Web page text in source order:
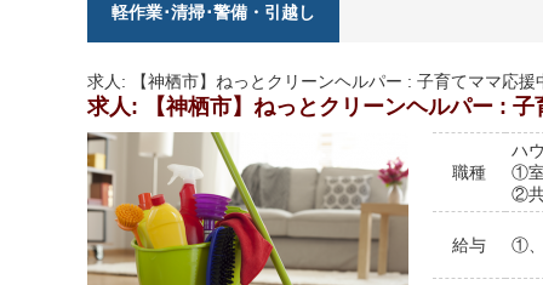
軽作業･清掃･警備・引越し
求人: 【神栖市】ねっとクリーンヘルパー : 子育てママ応
求人: 【神栖市】ねっとクリーンヘルパー :
職種
ハ
①室
②共
給与 ①、